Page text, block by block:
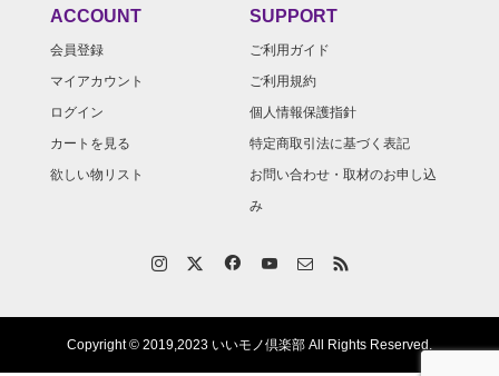
ACCOUNT
会員登録
マイアカウント
ログイン
カートを見る
欲しい物リスト
SUPPORT
ご利用ガイド
ご利用規約
個人情報保護指針
特定商取引法に基づく表記
お問い合わせ・取材のお申し込
み
Copyright © 2019,2023 いいモノ倶楽部 All Rights Reserved.